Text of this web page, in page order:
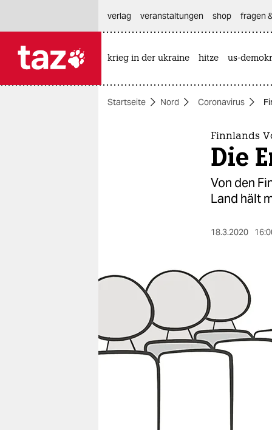
themen
berlin
wahrheit
verlag
veranstaltungen
verlag
veranstaltungen shop fragen
krieg in der ukraine hitze us-
Startseite Nord Coronavirus
Finnlands
Die
Von den
Land hält
18.3.2020